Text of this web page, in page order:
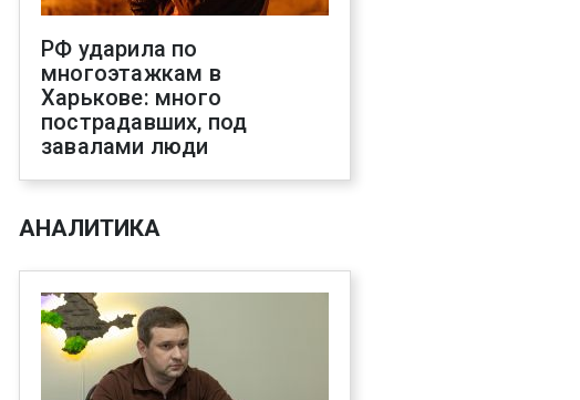
РФ ударила по
многоэтажкам в
Харькове: много
пострадавших, под
завалами люди
АНАЛИТИКА